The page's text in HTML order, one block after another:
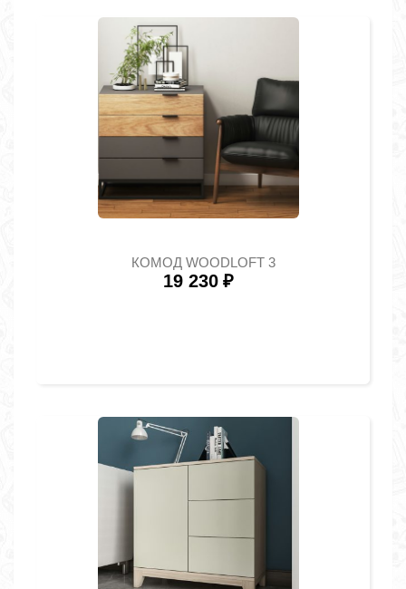
КОМОД WOODLOFT 3
19 230 ₽